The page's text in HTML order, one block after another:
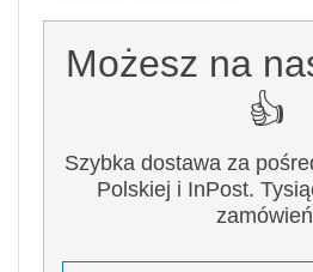
Możesz na
👍
Szybka dostawa za
Polskiej i InPost.